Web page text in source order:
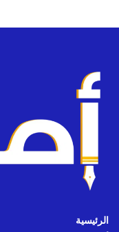
الرئيسية